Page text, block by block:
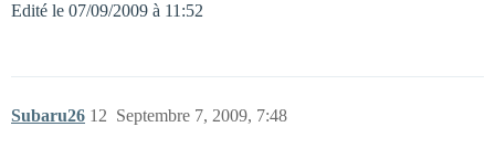
Edité le 07/09/2009 à 11:52
Subaru26 Septembre 7, 2009, 7:48
12